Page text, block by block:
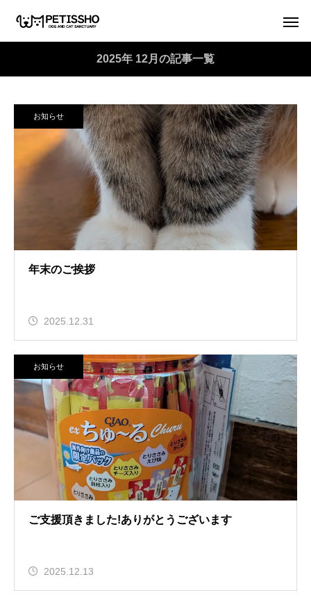
2025年 12月の記事一覧
お知らせ
年末のご挨拶
2025.12.31
お知らせ
ご支援頂きました!ありがとうございます
2025.12.13